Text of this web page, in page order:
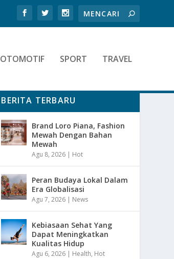
OTOMOTIF SPORT TRAVEL
BERITA TERBARU
Brand Loro Piana, Fashion
Mewah Dengan Bahan
Mewah
Agu 8, 2026 | Hot
Peran Budaya Lokal Dalam
Era Globalisasi
Agu 7, 2026 | News
Kebiasaan Sehat Yang
Dapat Meningkatkan
Kualitas Hidup
Agu 6, 2026 | Health, Hot